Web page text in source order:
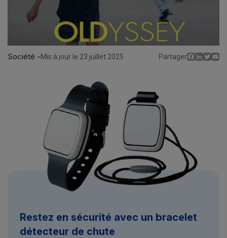
Société -Mis à jour le 23 juillet 2025 Partager
Restez en sécurité avec un bracelet
détecteur de chute